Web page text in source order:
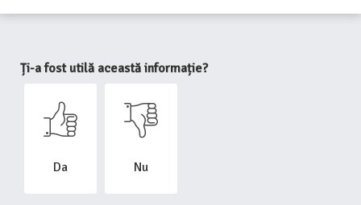
Ți-a fost utilă această informație?
Da Nu